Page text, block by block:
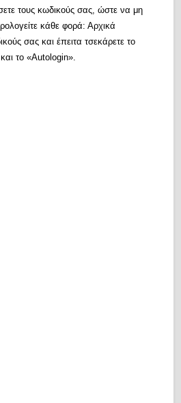
τους κωδικούς σας, ώστε να μη
κάθε φορά: Αρχικά
σας και έπειτα τσεκάρετε το
το «Autologin».